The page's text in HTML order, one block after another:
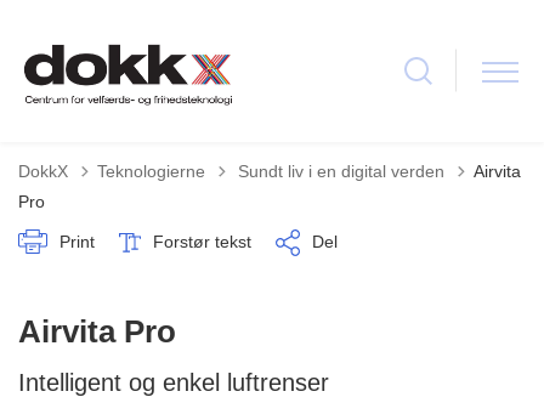
DokkX Teknologierne Tilbage til
Sundt liv i en digital verden
Airvita
Pro
Print Forstør tekst Del
Airvita Pro
Intelligent og enkel luftrenser